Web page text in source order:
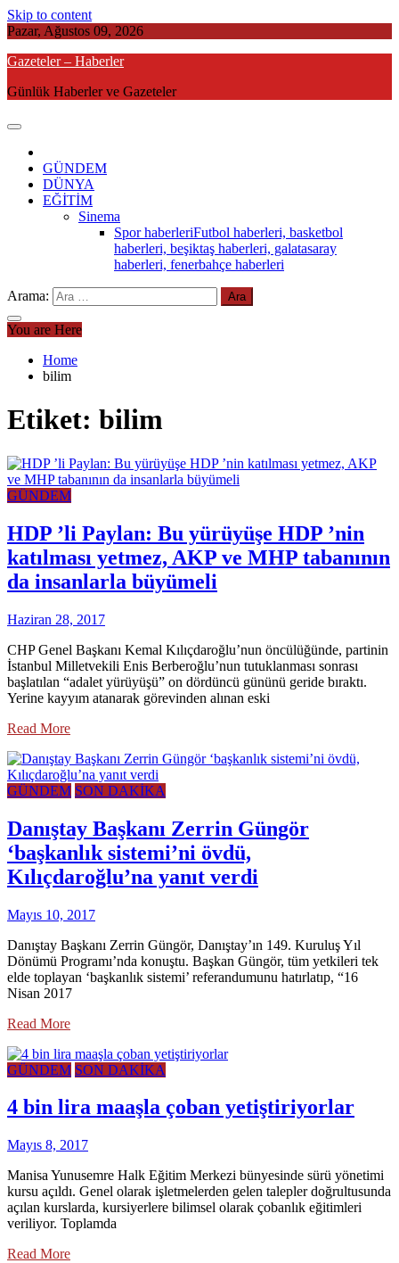
Skip to content
Pazar, Ağustos 09, 2026
Gazeteler – Haberler
Günlük Haberler ve Gazeteler
GÜNDEM
DÜNYA
EĞİTİM
Sinema
Spor haberleriFutbol haberleri, basketbol
haberleri, beşiktaş haberleri, galatasaray
haberleri, fenerbahçe haberleri
Arama:
You are Here
Home
bilim
Etiket: bilim
GÜNDEM
HDP ’li Paylan: Bu yürüyüşe HDP ’nin
katılması yetmez, AKP ve MHP tabanının
da insanlarla büyümeli
Haziran 28, 2017
CHP Genel Başkanı Kemal Kılıçdaroğlu’nun öncülüğünde, partinin
İstanbul Milletvekili Enis Berberoğlu’nun tutuklanması sonrası
başlatılan “adalet yürüyüşü” on dördüncü gününü geride bıraktı.
Yerine kayyım atanarak görevinden alınan eski
Read More
GÜNDEM SON DAKİKA
Danıştay Başkanı Zerrin Güngör
‘başkanlık sistemi’ni övdü,
Kılıçdaroğlu’na yanıt verdi
Mayıs 10, 2017
Danıştay Başkanı Zerrin Güngör, Danıştay’ın 149. Kuruluş Yıl
Dönümü Programı’nda konuştu. Başkan Güngör, tüm yetkileri tek
elde toplayan ‘başkanlık sistemi’ referandumunu hatırlatıp, “16
Nisan 2017
Read More
GÜNDEM SON DAKİKA
4 bin lira maaşla çoban yetiştiriyorlar
Mayıs 8, 2017
Manisa Yunusemre Halk Eğitim Merkezi bünyesinde sürü yönetimi
kursu açıldı. Genel olarak işletmelerden gelen talepler doğrultusunda
açılan kurslarda, kursiyerlere bilimsel olarak çobanlık eğitimleri
veriliyor. Toplamda
Read More